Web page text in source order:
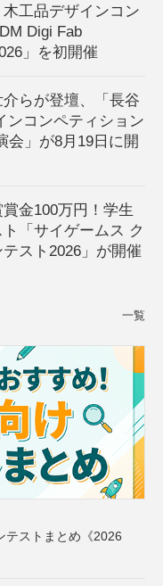
工品デザインコン
Digi Fab
」を初開催
らが登壇、「長谷
ンコンペティション
会」が8月19日に開
賞金100万円！学生
「サイゲームス ク
スト2026」が開催
一覧
テストまとめ《2026